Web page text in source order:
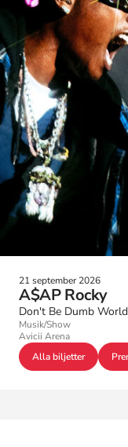
21 september 2026
A$AP Rocky
Don't Be Dumb
Musik/Show
Avicii Arena
Alla biljetter